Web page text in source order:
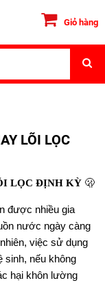
Giỏ hàng
LÕI LỌC
LỌC ĐỊNH KỲ 🫢
được nhiều gia
nước ngày càng
việc sử dụng
sinh, nếu không
hại khôn lường